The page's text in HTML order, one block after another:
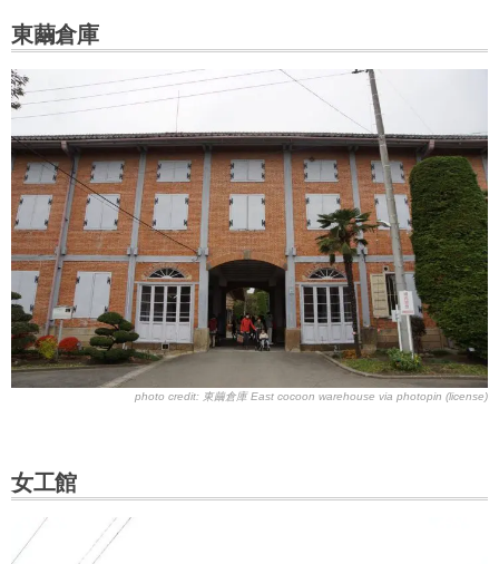
東繭倉庫
photo credit: 東繭倉庫 East cocoon warehouse via photopin (license)
女工館